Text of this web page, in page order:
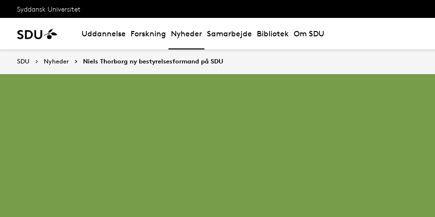
Syddansk Universitet
Uddannelse Forskning Nyheder Samarbejde Bibliotek Om SDU
SDU Nyheder Niels Thorborg ny bestyrelsesformand på SDU